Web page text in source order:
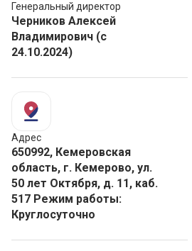
Генеральный директор
Черников Алексей
Владимирович (с
24.10.2024)
Адрес
650992, Кемеровская
область, г. Кемерово, ул.
50 лет Октября, д. 11, каб.
517 Режим работы:
Круглосуточно